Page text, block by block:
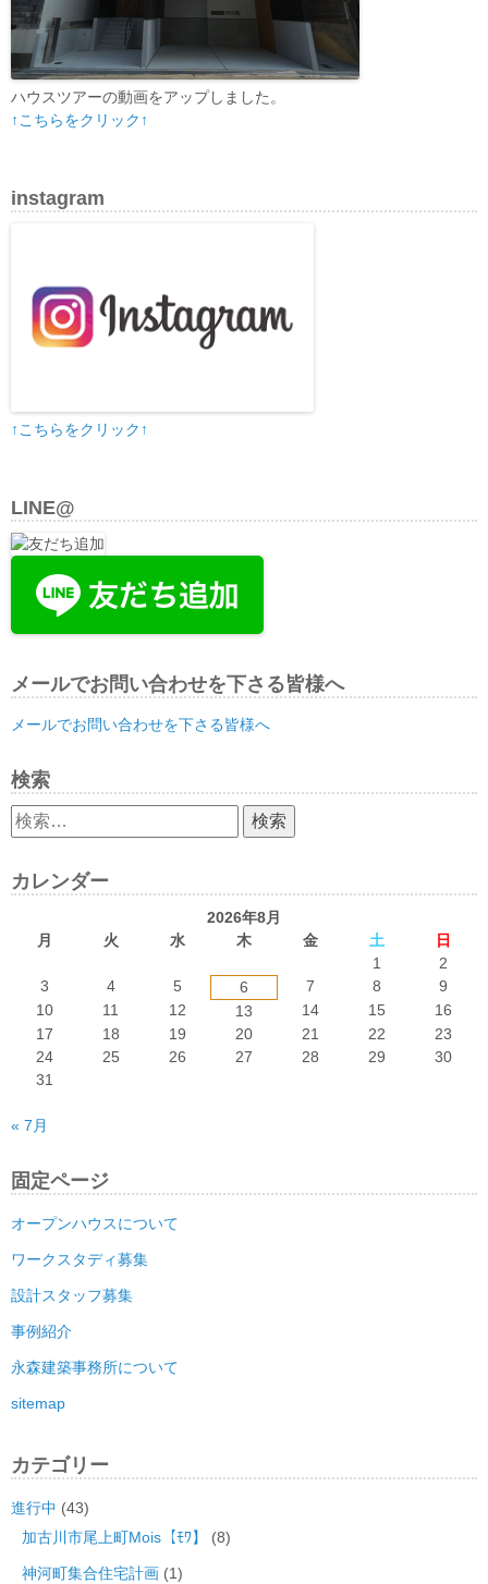
ハウスツアーの動画をアップしました。
↑こちらをクリック↑
instagram
↑こちらをクリック↑
LINE@
メールでお問い合わせを下さる皆様へ
メールでお問い合わせを下さる皆様へ
検索
検
索:
カレンダー
2026年8月
月
火 水 木 金 土
日
1
2
3
4 5 6 7 8
9
10
11 12 13 14 15
16
17
18 19 20 21 22
23
24
25 26 27 28 29
30
31
« 7月
固定ページ
オープンハウスについて
ワークスタディ募集
設計スタッフ募集
事例紹介
永森建築事務所について
sitemap
カテゴリー
進行中 (43)
加古川市尾上町Mois【ﾓﾜ】
(8)
神河町集合住宅計画 (1)